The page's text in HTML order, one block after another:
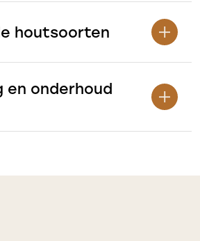
houtsoorten
en onderhoud